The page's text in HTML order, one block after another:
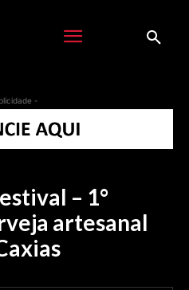
-
– 1°
artesanal